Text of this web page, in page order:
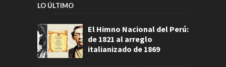
LO ÚLTIMO
El Himno Nacional del Perú:
de 1821 al arreglo
italianizado de 1869